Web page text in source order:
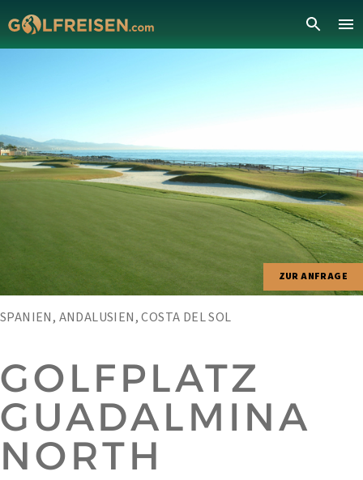
ZUR ANFRAGE
SPANIEN, ANDALUSIEN, COSTA DEL SOL
GOLFPLATZ
GUADALMINA
NORTH